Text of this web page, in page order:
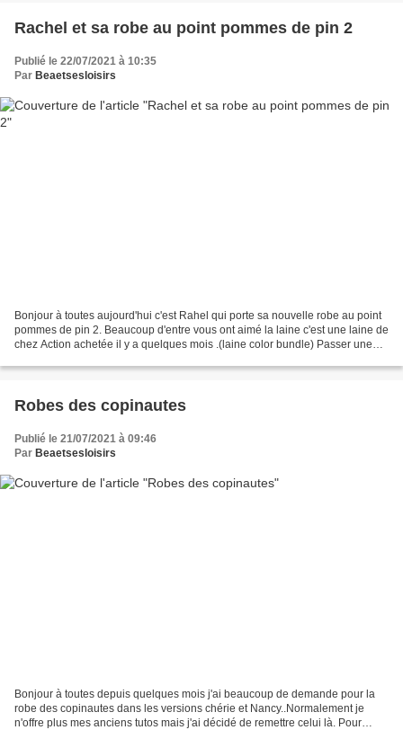
Rachel et sa robe au point pommes de pin 2
Publié le 22/07/2021 à 10:35
Par Beaetsesloisirs
Bonjour à toutes aujourd'hui c'est Rahel qui porte sa nouvelle robe au point
pommes de pin 2. Beaucoup d'entre vous ont aimé la laine c'est une laine de
chez Action achetée il y a quelques mois .(laine color bundle) Passer une
Robes des copinautes
Publié le 21/07/2021 à 09:46
Par Beaetsesloisirs
Bonjour à toutes depuis quelques mois j'ai beaucoup de demande pour la
robe des copinautes dans les versions chérie et Nancy..Normalement je
n'offre plus mes anciens tutos mais j'ai décidé de remettre celui là. Pour